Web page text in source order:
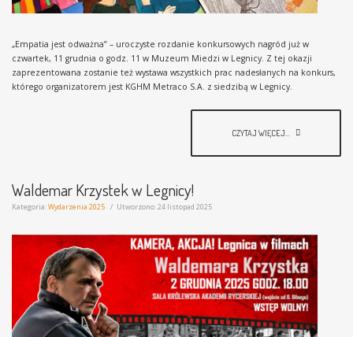
„Empatia jest odważna” – uroczyste rozdanie konkursowych nagród już w
czwartek, 11 grudnia o godz. 11 w Muzeum Miedzi w Legnicy. Z tej okazji
zaprezentowana zostanie też wystawa wszystkich prac nadesłanych na konkurs,
którego organizatorem jest KGHM Metraco S.A. z siedzibą w Legnicy.
CZYTAJ WIĘCEJ...
Waldemar Krzystek w Legnicy!
Kategoria:Wydarzenia 2025 Utworzono: 24 listopad 2025